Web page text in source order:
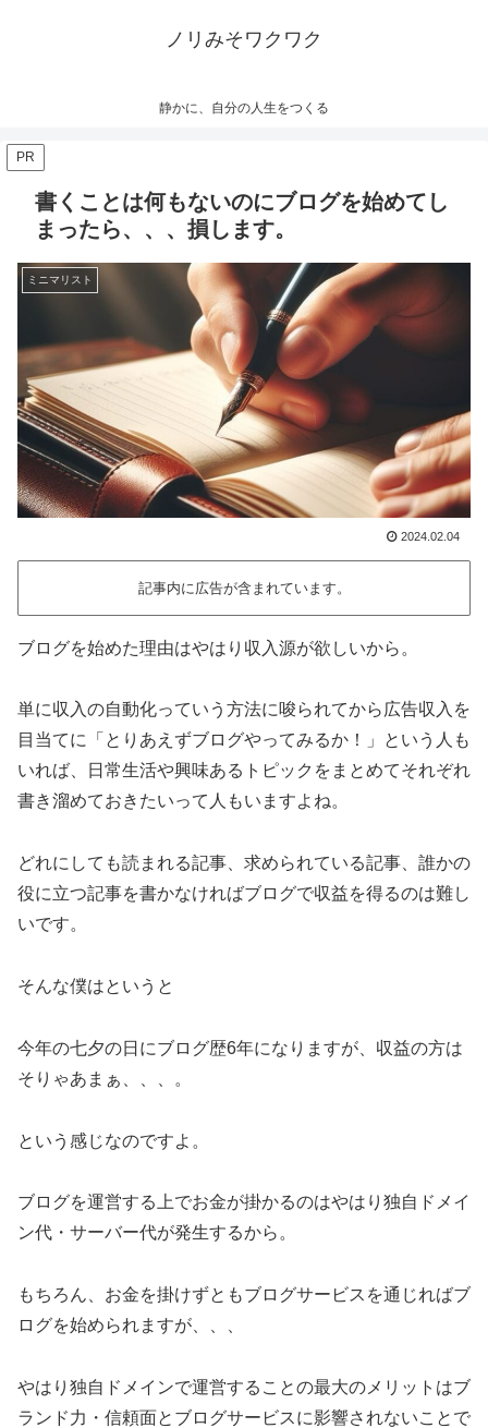
ノリみそワクワク
静かに、自分の人生をつくる
PR
書くことは何もないのにブログを始めてし
まったら、、、損します。
ミニマリスト
2024.02.04
記事内に広告が含まれています。
ブログを始めた理由はやはり収入源が欲しいから。
単に収入の自動化っていう方法に唆られてから広告収入を
目当てに「とりあえずブログやってみるか！」という人も
いれば、日常生活や興味あるトピックをまとめてそれぞれ
書き溜めておきたいって人もいますよね。
どれにしても読まれる記事、求められている記事、誰かの
役に立つ記事を書かなければブログで収益を得るのは難し
いです。
そんな僕はというと
今年の七夕の日にブログ歴6年になりますが、収益の方は
そりゃあまぁ、、、。
という感じなのですよ。
ブログを運営する上でお金が掛かるのはやはり独自ドメイ
ン代・サーバー代が発生するから。
もちろん、お金を掛けずともブログサービスを通じればブ
ログを始められますが、、、
やはり独自ドメインで運営することの最大のメリットはブ
ランド力・信頼面とブログサービスに影響されないことで